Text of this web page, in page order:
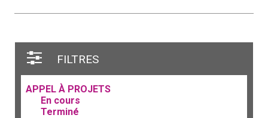
FILTRES
APPEL À PROJETS
En cours
Terminé